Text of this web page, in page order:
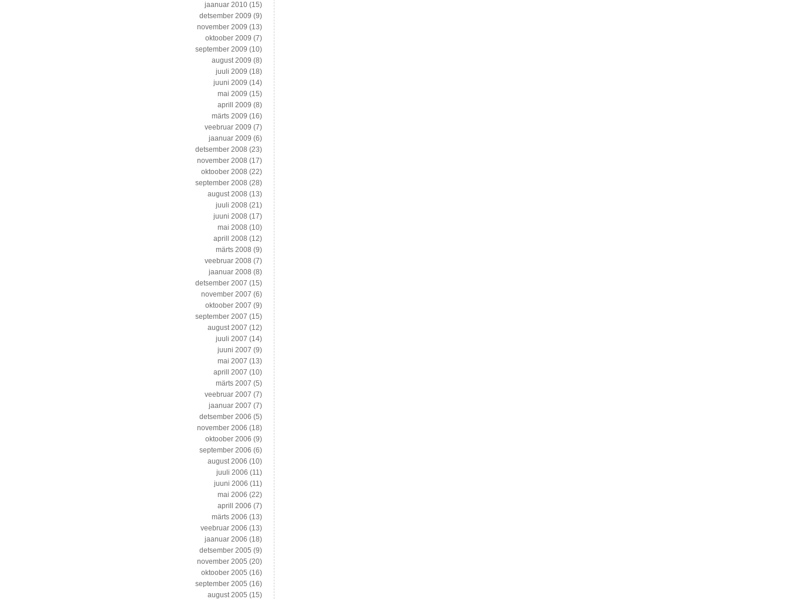
jaanuar 2010 (15)
detsember 2009 (9)
november 2009 (13)
oktoober 2009 (7)
september 2009 (10)
august 2009 (8)
juuli 2009 (18)
juuni 2009 (14)
mai 2009 (15)
aprill 2009 (8)
märts 2009 (16)
veebruar 2009 (7)
jaanuar 2009 (6)
detsember 2008 (23)
november 2008 (17)
oktoober 2008 (22)
september 2008 (28)
august 2008 (13)
juuli 2008 (21)
juuni 2008 (17)
mai 2008 (10)
aprill 2008 (12)
märts 2008 (9)
veebruar 2008 (7)
jaanuar 2008 (8)
detsember 2007 (15)
november 2007 (6)
oktoober 2007 (9)
september 2007 (15)
august 2007 (12)
juuli 2007 (14)
juuni 2007 (9)
mai 2007 (13)
aprill 2007 (10)
märts 2007 (5)
veebruar 2007 (7)
jaanuar 2007 (7)
detsember 2006 (5)
november 2006 (18)
oktoober 2006 (9)
september 2006 (6)
august 2006 (10)
juuli 2006 (11)
juuni 2006 (11)
mai 2006 (22)
aprill 2006 (7)
märts 2006 (13)
veebruar 2006 (13)
jaanuar 2006 (18)
detsember 2005 (9)
november 2005 (20)
oktoober 2005 (16)
september 2005 (16)
august 2005 (15)